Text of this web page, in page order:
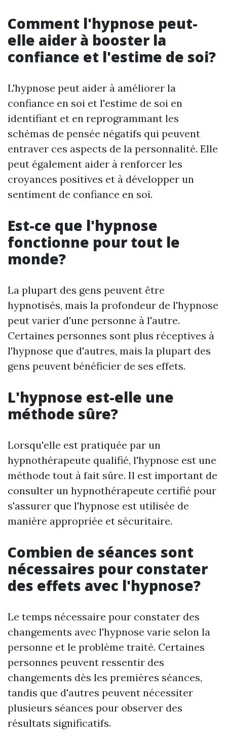
Comment l'hypnose peut-
elle aider à booster la
confiance et l'estime de soi?
L'hypnose peut aider à améliorer la
confiance en soi et l'estime de soi en
identifiant et en reprogrammant les
schémas de pensée négatifs qui peuvent
entraver ces aspects de la personnalité. Elle
peut également aider à renforcer les
croyances positives et à développer un
sentiment de confiance en soi.
Est-ce que l'hypnose
fonctionne pour tout le
monde?
La plupart des gens peuvent être
hypnotisés, mais la profondeur de l'hypnose
peut varier d'une personne à l'autre.
Certaines personnes sont plus réceptives à
l'hypnose que d'autres, mais la plupart des
gens peuvent bénéficier de ses effets.
L'hypnose est-elle une
méthode sûre?
Lorsqu'elle est pratiquée par un
hypnothérapeute qualifié, l'hypnose est une
méthode tout à fait sûre. Il est important de
consulter un hypnothérapeute certifié pour
s'assurer que l'hypnose est utilisée de
manière appropriée et sécuritaire.
Combien de séances sont
nécessaires pour constater
des effets avec l'hypnose?
Le temps nécessaire pour constater des
changements avec l'hypnose varie selon la
personne et le problème traité. Certaines
personnes peuvent ressentir des
changements dès les premières séances,
tandis que d'autres peuvent nécessiter
plusieurs séances pour observer des
résultats significatifs.